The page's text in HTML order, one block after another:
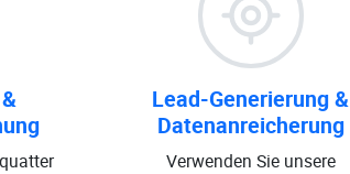
Lead-Generierung &
Datenanreicherung
Verwenden Sie unsere